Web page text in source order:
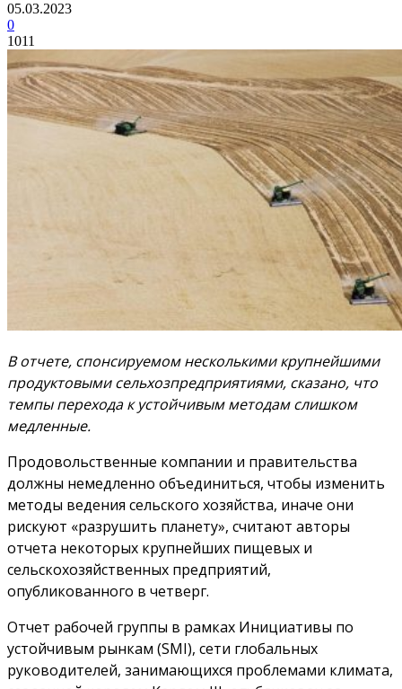
05.03.2023
0
1011
В отчете, спонсируемом несколькими крупнейшими
продуктовыми сельхозпредприятиями, сказано, что
темпы перехода к устойчивым методам слишком
медленные.
Продовольственные компании и правительства
должны немедленно объединиться, чтобы изменить
методы ведения сельского хозяйства, иначе они
рискуют «разрушить планету», считают авторы
отчета некоторых крупнейших пищевых и
сельскохозяйственных предприятий,
опубликованного в четверг.
Отчет рабочей группы в рамках Инициативы по
устойчивым рынкам (SMI), сети глобальных
руководителей, занимающихся проблемами климата,